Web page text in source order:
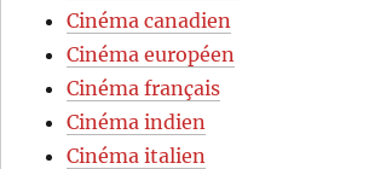
Cinéma canadien
Cinéma européen
Cinéma français
Cinéma indien
Cinéma italien